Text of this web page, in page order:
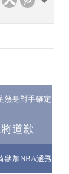
熱身對手確定
道歉
參加NBA選秀